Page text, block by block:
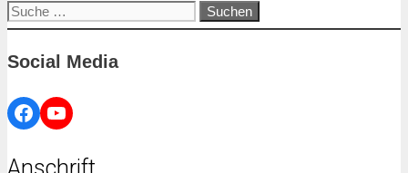
Suche
nach:
Social Media
Facebook
YouTube